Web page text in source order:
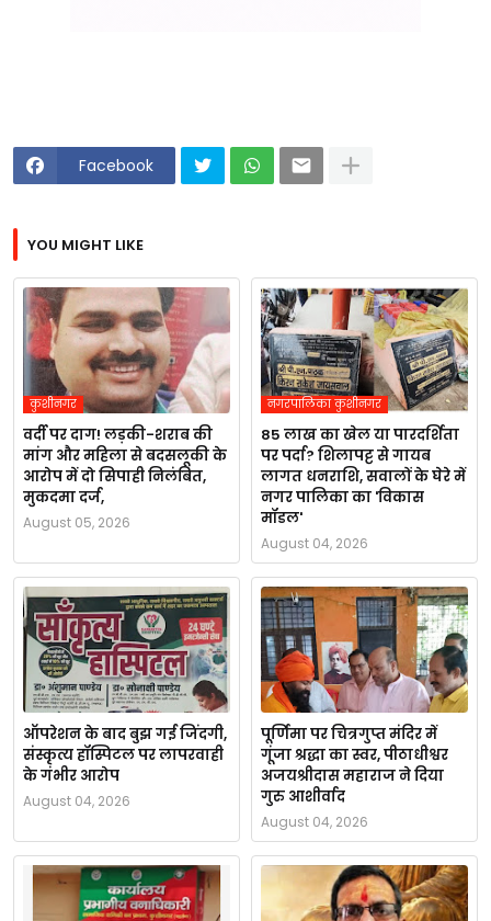
Facebook
YOU MIGHT LIKE
कुशीनगर
वर्दी पर दाग! लड़की-शराब की
मांग और महिला से बदसलूकी के
आरोप में दो सिपाही निलंबित,
मुकदमा दर्ज,
August 05, 2026
नगरपालिका कुशीनगर
85 लाख का खेल या पारदर्शिता
पर पर्दा? शिलापट्ट से गायब
लागत धनराशि, सवालों के घेरे में
नगर पालिका का 'विकास
मॉडल'
August 04, 2026
ऑपरेशन के बाद बुझ गई जिंदगी,
संस्कृत्य हॉस्पिटल पर लापरवाही
के गंभीर आरोप
August 04, 2026
पूर्णिमा पर चित्रगुप्त मंदिर में
गूंजा श्रद्धा का स्वर, पीठाधीश्वर
अजयश्रीदास महाराज ने दिया
गुरु आशीर्वाद
August 04, 2026